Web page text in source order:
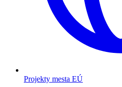
Projekty mesta EÚ